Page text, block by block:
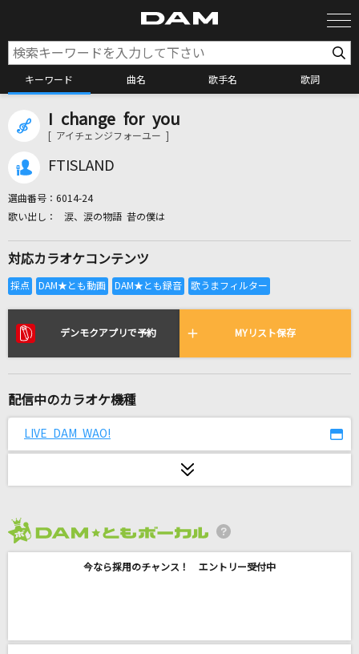
キーワード 曲名 歌手名 歌詞
カラオケ検索
全国りれき
リアルタイムで歌われている曲の一覧
I LOVE YOU
絶望性:ヒーロー治療薬
I change for you
[ アイチェンジフォーユー ]
FTISLAND
選曲番号： 6014-24
涙、涙の物語 昔の僕は
対応カラオケコンテンツ
デンモクアプリで予約 MYリスト保存
配信中のカラオケ機種
LIVE DAM WAO!
今なら採用のチャンス！ エントリー受付中